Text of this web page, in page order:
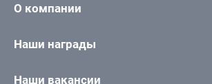
О компании
Наши награды
Наши вакансии